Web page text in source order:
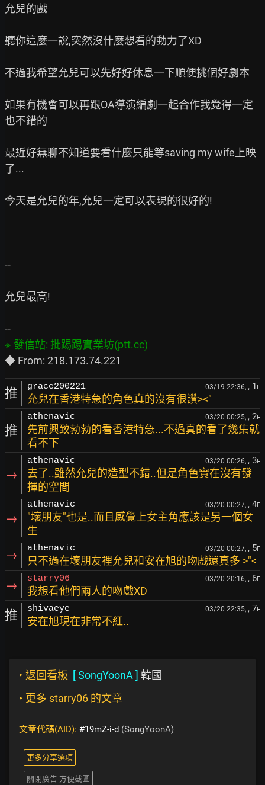
允兒的戲
聽你這麼一說,突然沒什麼想看的動力了XD
不過我希望允兒可以先好好休息一下順便挑個好劇本
如果有機會可以再跟OA導演編劇一起合作我覺得一定
也不錯的
最近好無聊不知道要看什麼只能等saving my wife上映
了...
今天是允兒的年,允兒一定可以表現的很好的!
--
允兒最高!
推 grace200221 03/19 22:36, , 1 F
允兒在香港特急的角色真的沒有很讚><"
推
athenavic 03/20 00:25, , 2F
先前興致勃勃的看香港特急...不過真的看了幾集就
看不下
→
athenavic 03/20 00:26, , 3F
去了..雖然允兒的造型不錯..但是角色實在沒有發
揮的空間
→
athenavic 03/20 00:27, , 4F
"壞朋友"也是..而且感覺上女主角應該是另一個女
生
→ athenavic 03/20 00:27, , 5F
只不過在壞朋友裡允兒和安在旭的吻戲還真多 >"<
→ starry06 03/20 20:16, , 6F
我想看他們兩人的吻戲XD
推 shivaeye 03/20 22:35, , 7F
安在旭現在非常不紅..
‣ 返回看板 [SongYoonA ] 韓國
‣ 更多 starry06 的文章
文章代碼(AID): #19mZ-i-d (SongYoonA)
更多分享選項
關閉廣告 方便截圖